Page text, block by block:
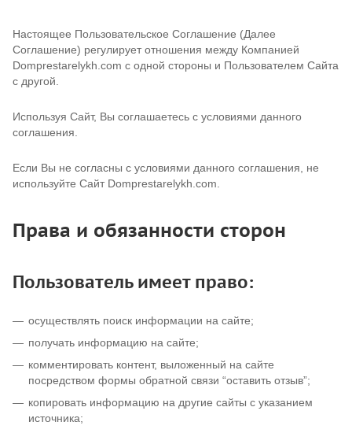
Настоящее Пользовательское Соглашение (Далее
Соглашение) регулирует отношения между Компанией
Domprestarelykh.com с одной стороны и Пользователем Сайта
с другой.
Используя Сайт, Вы соглашаетесь с условиями данного
соглашения.
Если Вы не согласны с условиями данного соглашения, не
используйте Сайт Domprestarelykh.com.
Права и обязанности сторон
Пользователь имеет право:
осуществлять поиск информации на сайте;
получать информацию на сайте;
комментировать контент, выложенный на сайте
посредством формы обратной связи “оставить отзыв”;
копировать информацию на другие сайты с указанием
источника;